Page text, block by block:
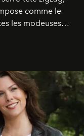
comme le
les modeuses